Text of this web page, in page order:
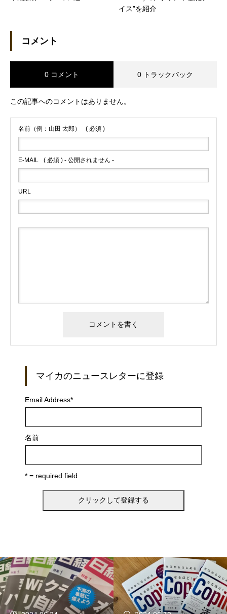
イス”を紹介
コメント
0 コメント 0 トラックバック
この記事へのコメントはありません。
名前（例：山田 太郎） ( 必須 )
E-MAIL ( 必須 ) - 公開されません -
URL
マイカのニュースレターに登録
Email Address*
名前
* = required field